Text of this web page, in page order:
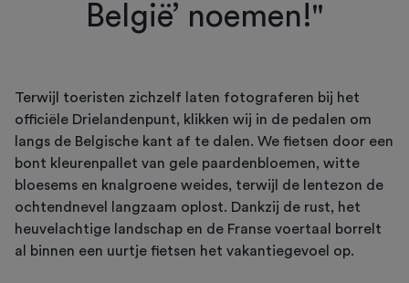
België’ noemen!"
Terwijl toeristen zichzelf laten fotograferen bij het
officiële Drielandenpunt, klikken wij in de pedalen om
langs de Belgische kant af te dalen. We fietsen door een
bont kleurenpallet van gele paardenbloemen, witte
bloesems en knalgroene weides, terwijl de lentezon de
ochtendnevel langzaam oplost. Dankzij de rust, het
heuvelachtige landschap en de Franse voertaal borrelt
al binnen een uurtje fietsen het vakantiegevoel op.